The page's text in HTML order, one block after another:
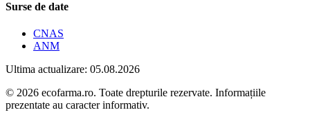
Surse de date
CNAS
ANM
Ultima actualizare: 05.08.2026
© 2026 ecofarma.ro. Toate drepturile rezervate. Informațiile
prezentate au caracter informativ.